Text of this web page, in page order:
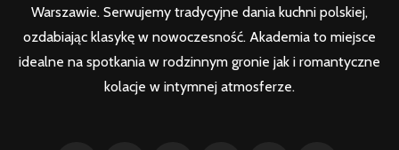
Warszawie. Serwujemy tradycyjne dania kuchni polskiej,
ozdabiając klasykę w nowoczesność. Akademia to miejsce
idealne na spotkania w rodzinnym gronie jak i romantyczne
kolacje w intymnej atmosferze.